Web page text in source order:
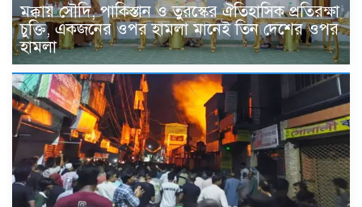
মক্কায় সৌদি, পাকিস্তান ও তুরস্কের ঐতিহাসিক প্রতিরক্ষা
চুক্তি, একজনের ওপর হামলা মানেই তিন দেশের ওপর
হামলা